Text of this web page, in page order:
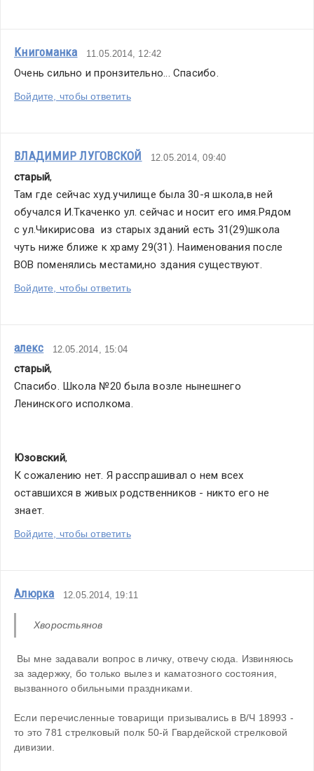
Книгоманка 11.05.2014, 12:42
Очень сильно и пронзительно... Спасибо.
Войдите, чтобы ответить
ВЛАДИМИР ЛУГОВСКОЙ 12.05.2014, 09:40
старый,
Там где сейчас худ.училище была 30-я школа,в ней
обучался И.Ткаченко ул. сейчас и носит его имя.Рядом
с ул.Чикирисова  из старых зданий есть 31(29)школа
чуть ниже ближе к храму 29(31). Наименования после
ВОВ поменялись местами,но здания существуют.
Войдите, чтобы ответить
алекс 12.05.2014, 15:04
старый,
Спасибо. Школа №20 была возле нынешнего
Ленинского исполкома.
Юзовский,
К сожалению нет. Я расспрашивал о нем всех
оставшихся в живых родственников - никто его не
знает.
Войдите, чтобы ответить
Алюрка 12.05.2014, 19:11
Хворостьянов
за задержку, бо только вылез и каматозного состояния,
вызванного обильными праздниками.
Если перечисленные товарищи призывались в В/Ч 18993 -
то это 781 стрелковый полк 50-й Гвардейской стрелковой
дивизии.